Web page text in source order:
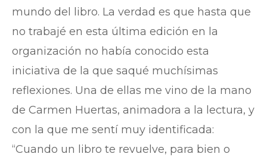
mundo del libro. La verdad es que hasta que
no trabajé en esta última edición en la
organización no había conocido esta
iniciativa de la que saqué muchísimas
reflexiones. Una de ellas me vino de la mano
de Carmen Huertas, animadora a la lectura, y
con la que me sentí muy identificada:
“Cuando un libro te revuelve, para bien o